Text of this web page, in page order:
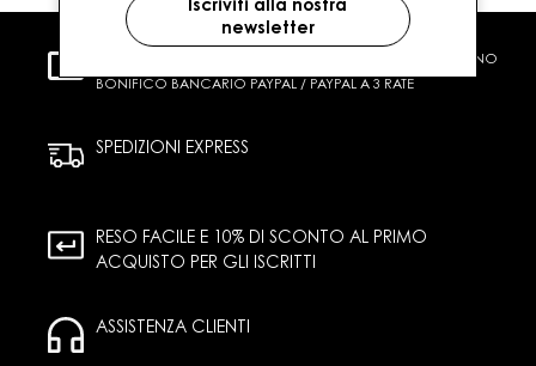
CARTA DI CREDITO CONTRASSEGNO
BONIFICO BANCARIO PAYPAL / PAYPAL A 3 RATE
SPEDIZIONI EXPRESS
RESO FACILE E 10% DI SCONTO AL PRIMO
ACQUISTO PER GLI ISCRITTI
ASSISTENZA CLIENTI
Iscriviti alla nostra
newsletter